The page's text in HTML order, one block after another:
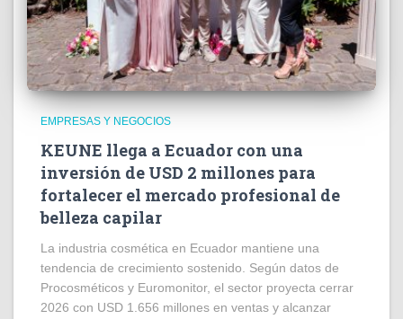
EMPRESAS Y NEGOCIOS
KEUNE llega a Ecuador con una
inversión de USD 2 millones para
fortalecer el mercado profesional de
belleza capilar
La industria cosmética en Ecuador mantiene una
tendencia de crecimiento sostenido. Según datos de
Procosméticos y Euromonitor, el sector proyecta cerrar
2026 con USD 1.656 millones en ventas y alcanzar